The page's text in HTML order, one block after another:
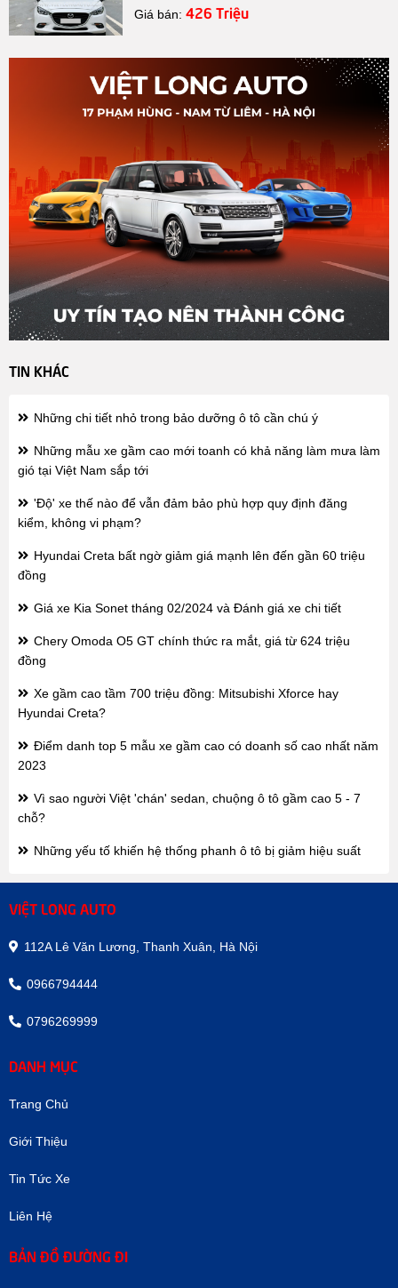
Giá bán:426 Triệu
TIN KHÁC
Những chi tiết nhỏ trong bảo dưỡng ô tô cần chú ý
Những mẫu xe gầm cao mới toanh có khả năng làm mưa làm
gió tại Việt Nam sắp tới
'Độ' xe thế nào để vẫn đảm bảo phù hợp quy định đăng
kiểm, không vi phạm?
Hyundai Creta bất ngờ giảm giá mạnh lên đến gần 60 triệu
đồng
Giá xe Kia Sonet tháng 02/2024 và Đánh giá xe chi tiết
Chery Omoda O5 GT chính thức ra mắt, giá từ 624 triệu
đồng
Xe gầm cao tầm 700 triệu đồng: Mitsubishi Xforce hay
Hyundai Creta?
Điểm danh top 5 mẫu xe gầm cao có doanh số cao nhất năm
2023
Vì sao người Việt 'chán' sedan, chuộng ô tô gầm cao 5 - 7
chỗ?
Những yếu tố khiến hệ thống phanh ô tô bị giảm hiệu suất
VIỆT LONG AUTO
112A Lê Văn Lương, Thanh Xuân, Hà Nội
0966794444
0796269999
DANH MỤC
Trang Chủ
Giới Thiệu
Tin Tức Xe
Liên Hệ
BẢN ĐỒ ĐƯỜNG ĐI